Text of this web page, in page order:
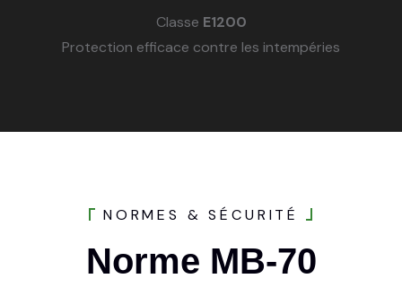
Classe E1200
Protection efficace contre les intempéries
NO RMES & SÉCUR ITÉ
Norme MB-70